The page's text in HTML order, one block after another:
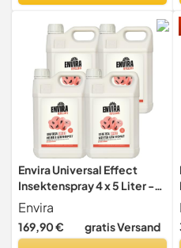
Envira Universal Effect
Insektenspray 4 x 5 Liter -
gegen Trauermücken
Envira
169,90 € gratis Versand